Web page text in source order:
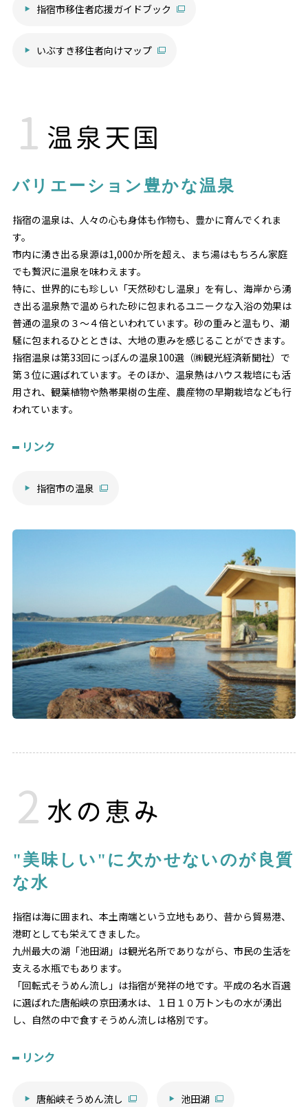
指宿市移住者応援ガイドブック
いぶすき移住者向けマップ
温泉天国
バリエーション豊かな温泉
指宿の温泉は、人々の心も身体も作物も、豊かに育んでくれま
す。
市内に湧き出る泉源は1,000か所を超え、まち湯はもちろん家庭
でも贅沢に温泉を味わえます。
特に、世界的にも珍しい「天然砂むし温泉」を有し、海岸から湧
き出る温泉熱で温められた砂に包まれるユニークな入浴の効果は
普通の温泉の３～４倍といわれています。砂の重みと温もり、潮
騒に包まれるひとときは、大地の恵みを感じることができます。
指宿温泉は第33回にっぽんの温泉100選（㈱観光経済新聞社）で
第３位に選ばれています。そのほか、温泉熱はハウス栽培にも活
用され、観葉植物や熱帯果樹の生産、農産物の早期栽培なども行
われています。
リンク
指宿市の温泉
水の恵み
"美味しい"に欠かせないのが良質
な水
指宿は海に囲まれ、本土南端という立地もあり、昔から貿易港、
港町としても栄えてきました。
九州最大の湖「池田湖」は観光名所でありながら、市民の生活を
支える水瓶でもあります。
「回転式そうめん流し」は指宿が発祥の地です。平成の名水百選
に選ばれた唐船峡の京田湧水は、１日１０万トンもの水が湧出
し、自然の中で食すそうめん流しは格別です。
リンク
唐船峡そうめん流し 池田湖